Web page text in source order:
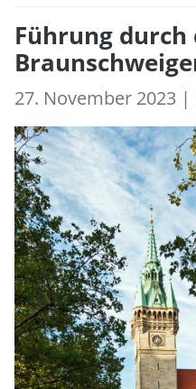
Führung durch
27. November 2023 |